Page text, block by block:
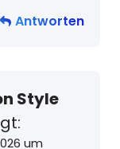
Antworten
Style
um